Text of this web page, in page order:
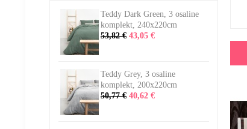
Teddy Dark Green, 3 osaline
komplekt, 240x220cm
53,82 € 43,05 €
Teddy Grey, 3 osaline
komplekt, 200x220cm
50,77 € 40,62 €